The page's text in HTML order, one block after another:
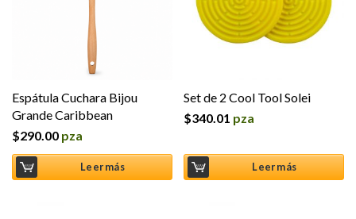
Espátula Cuchara Bijou
Grande Caribbean
$290.00 pza
Leer más
Set de 2 Cool Tool Solei
$340.01 pza
Leer más